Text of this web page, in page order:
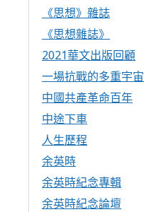
《思想》雜誌
《思想雜誌》
2021華文出版回顧
一場抗戰的多重宇宙
中國共產革命百年
中途下車
人生歷程
余英時
余英時紀念專輯
余英時紀念論壇